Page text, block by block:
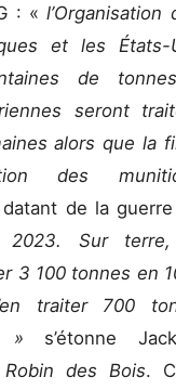
: «l’Organisation
et les
de
seront
alors que la
des
de la
2023. Sur
3 100 tonnes en
traiter 700
» s’étonne
Robin des Bois.